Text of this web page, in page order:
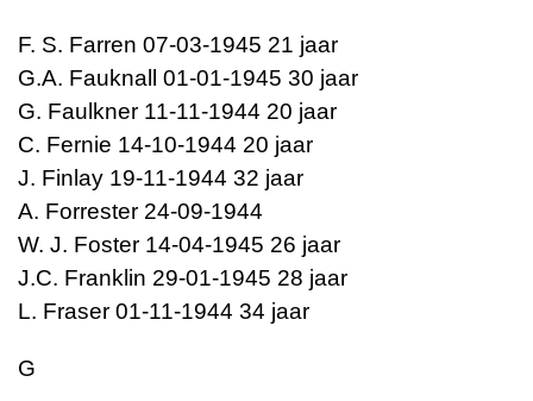
F. S. Farren 07-03-1945 21 jaar
G.A. Fauknall 01-01-1945 30 jaar
G. Faulkner 11-11-1944 20 jaar
C. Fernie 14-10-1944 20 jaar
J. Finlay 19-11-1944 32 jaar
A. Forrester 24-09-1944
W. J. Foster 14-04-1945 26 jaar
J.C. Franklin 29-01-1945 28 jaar
L. Fraser 01-11-1944 34 jaar
G